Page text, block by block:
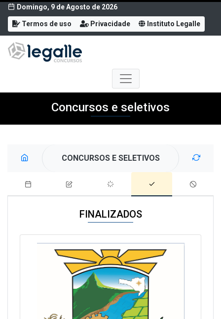
Domingo, 9 de Agosto de 2026
Termos de uso Privacidade Instituto Legalle
Concursos e seletivos
CONCURSOS E SELETIVOS
FINALIZADOS